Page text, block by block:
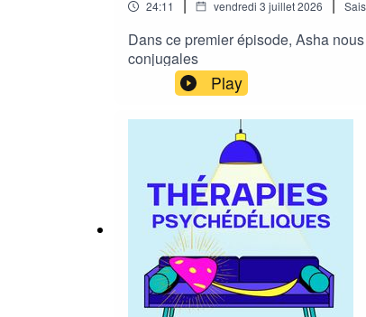
24:11 | vendredi 3 juillet 2026 |
Dans ce premier épisode, Asha
conjugales
Play